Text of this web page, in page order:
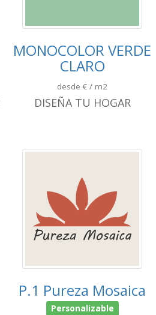
MONOCOLOR VERDE
CLARO
desde € / m2
DISEÑA TU HOGAR
P.1 Pureza Mosaica
Personalizable